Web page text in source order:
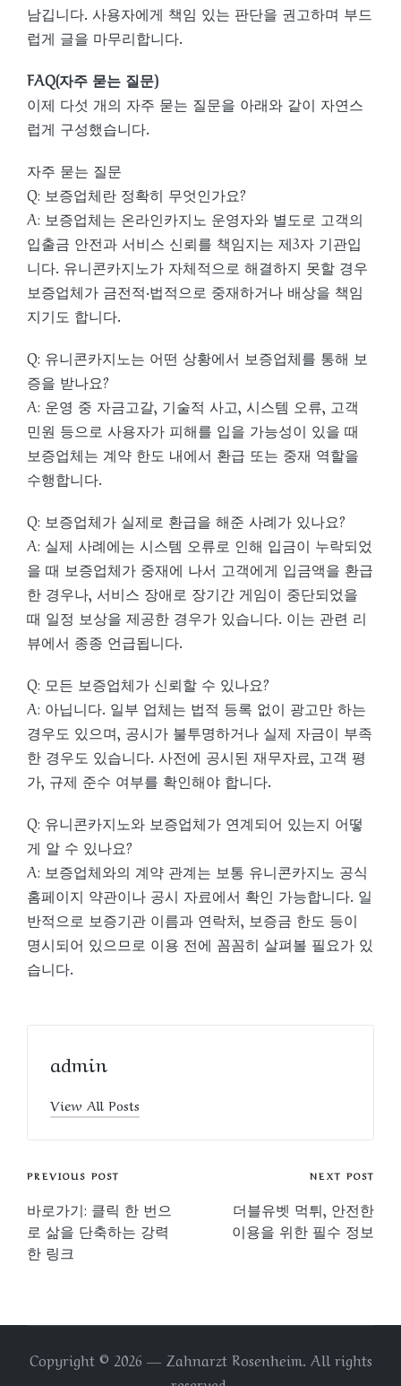
남깁니다. 사용자에게 책임 있는 판단을 권고하며 부드
럽게 글을 마무리합니다.
FAQ(자주 묻는 질문)
이제 다섯 개의 자주 묻는 질문을 아래와 같이 자연스
럽게 구성했습니다.
자주 묻는 질문
Q: 보증업체란 정확히 무엇인가요?
A: 보증업체는 온라인카지노 운영자와 별도로 고객의
입출금 안전과 서비스 신뢰를 책임지는 제3자 기관입
니다. 유니콘카지노가 자체적으로 해결하지 못할 경우
보증업체가 금전적·법적으로 중재하거나 배상을 책임
지기도 합니다.
Q: 유니콘카지노는 어떤 상황에서 보증업체를 통해 보
증을 받나요?
A: 운영 중 자금고갈, 기술적 사고, 시스템 오류, 고객
민원 등으로 사용자가 피해를 입을 가능성이 있을 때
보증업체는 계약 한도 내에서 환급 또는 중재 역할을
수행합니다.
Q: 보증업체가 실제로 환급을 해준 사례가 있나요?
A: 실제 사례에는 시스템 오류로 인해 입금이 누락되었
을 때 보증업체가 중재에 나서 고객에게 입금액을 환급
한 경우나, 서비스 장애로 장기간 게임이 중단되었을
때 일정 보상을 제공한 경우가 있습니다. 이는 관련 리
뷰에서 종종 언급됩니다.
Q: 모든 보증업체가 신뢰할 수 있나요?
A: 아닙니다. 일부 업체는 법적 등록 없이 광고만 하는
경우도 있으며, 공시가 불투명하거나 실제 자금이 부족
한 경우도 있습니다. 사전에 공시된 재무자료, 고객 평
가, 규제 준수 여부를 확인해야 합니다.
Q: 유니콘카지노와 보증업체가 연계되어 있는지 어떻
게 알 수 있나요?
A: 보증업체와의 계약 관계는 보통 유니콘카지노 공식
홈페이지 약관이나 공시 자료에서 확인 가능합니다. 일
반적으로 보증기관 이름과 연락처, 보증금 한도 등이
명시되어 있으므로 이용 전에 꼼꼼히 살펴볼 필요가 있
습니다.
admin
View All Posts
Post
navigation
PREVIOUS POST
바로가기: 클릭 한 번으
로 삶을 단축하는 강력
한 링크
NEXT POST
더블유벳 먹튀, 안전한
이용을 위한 필수 정보
Copyright © 2026 — Zahnarzt Rosenheim. All rights